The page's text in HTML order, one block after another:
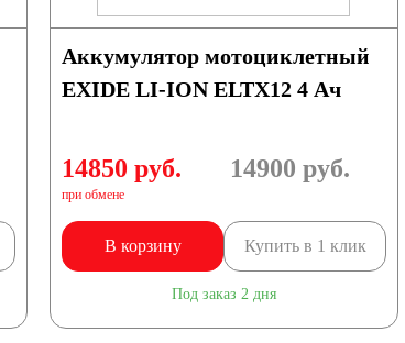
Аккумулятор мотоциклетный
EXIDE LI-ION ELTX12 4 Ач
14850 руб.
при обмене
14900 руб.
В корзину Купить в 1 клик
Под заказ 2 дня